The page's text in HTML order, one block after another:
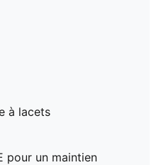
à lacets
pour un maintien